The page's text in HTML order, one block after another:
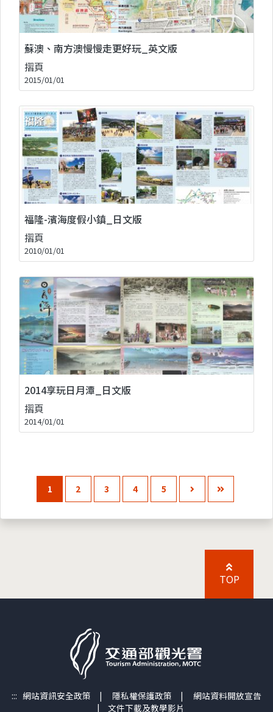
蘇澳、南方澳慢慢走更好玩_英文版
摺頁
2015/01/01
福隆-濱海度假小鎮_日文版
摺頁
2010/01/01
2014享玩日月潭_日文版
摺頁
2014/01/01
1 2 3 4 5
TOP
::: 網站資訊安全政策 | 隱私權保護政策 | 網站資料開放宣告
| 文件下載及教學影片